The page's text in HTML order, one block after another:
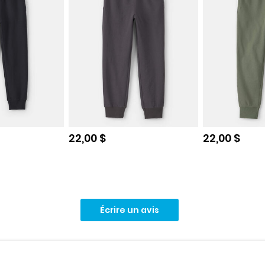
Prix de solde
22,00 $ Prix de solde
22,00 $
Écrire un avis